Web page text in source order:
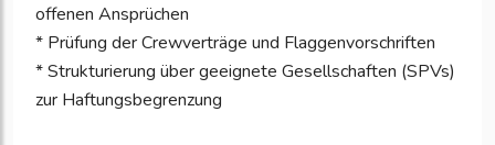
offenen Ansprüchen
* Prüfung der Crewverträge und Flaggenvorschriften
* Strukturierung über geeignete Gesellschaften (SPVs)
zur Haftungsbegrenzung